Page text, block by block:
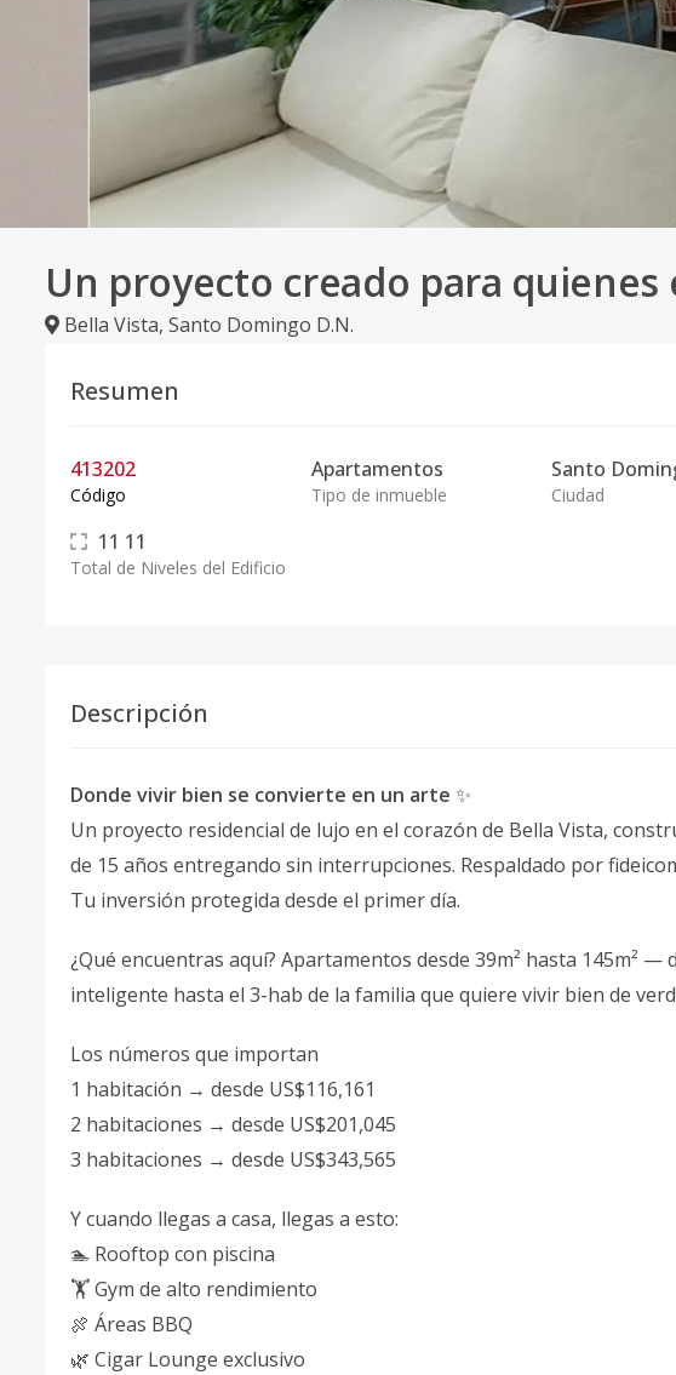
Un proyecto creado para quienes
Bella Vista, Santo Domingo D.N.
Resumen
413202
Código
Apartamentos
Tipo de inmueble
Santo
Ciudad
11 11
Total de Niveles del Edificio
Descripción
Donde vivir bien se convierte en un arte ✨
Un proyecto residencial de lujo en el corazón de Bella Vista,
de 15 años entregando sin interrupciones. Respaldado por
Tu inversión protegida desde el primer día.
¿Qué encuentras aquí? Apartamentos desde 39m² hasta 145m²
inteligente hasta el 3-hab de la familia que quiere vivir bien de
Los números que importan
1 habitación → desde US$116,161
2 habitaciones → desde US$201,045
3 habitaciones → desde US$343,565
Y cuando llegas a casa, llegas a esto:
🏊 Rooftop con piscina
🏋️ Gym de alto rendimiento
🍖 Áreas BBQ
🌿 Cigar Lounge exclusivo